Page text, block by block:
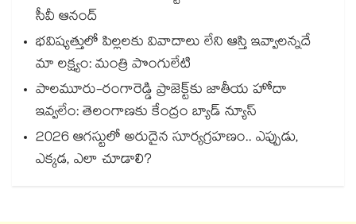
సీవీ ఆనంద్
భవిష్యత్తులో పిల్లలకు వివాదాలు లేని ఆస్తి ఇవ్వాలన్నదే
మా లక్ష్యం: మంత్రి పొంగులేటి
పాలమూరు-రంగారెడ్డి ప్రాజెక్ట్‎కు జాతీయ హోదా
ఇవ్వలేం: తెలంగాణకు కేంద్రం బ్యాడ్ న్యూస్
2026 ఆగస్టులో అరుదైన సూర్యగ్రహణం.. ఎప్పుడు,
ఎక్కడ, ఎలా చూడాలి?